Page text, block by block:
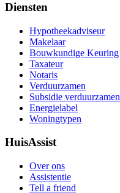
Diensten
Hypotheekadviseur
Makelaar
Bouwkundige Keuring
Taxateur
Notaris
Verduurzamen
Subsidie verduurzamen
Energielabel
Woningtypen
HuisAssist
Over ons
Assistentie
Tell a friend